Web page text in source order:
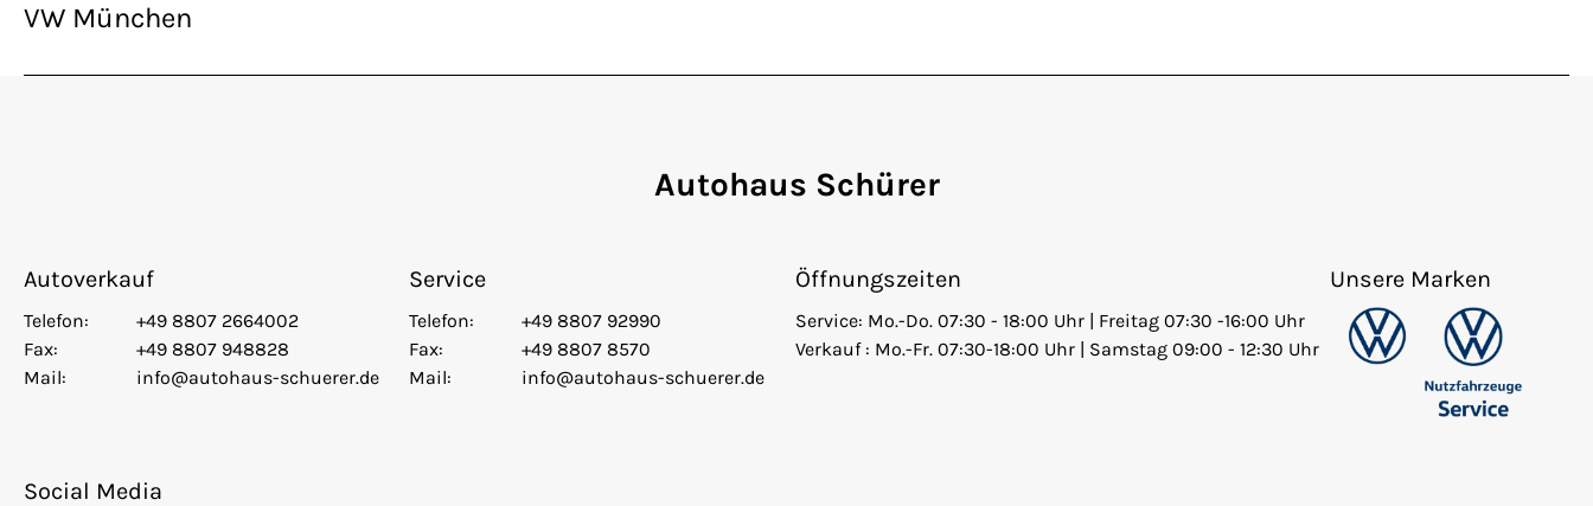
VW München
Autohaus Schürer
Autoverkauf
Telefon:
+49 8807 2664002
Fax:
+49 8807 948828
Mail:
info@autohaus-schuerer.de
Service
Telefon:
+49 8807 92990
Fax:
+49 8807 8570
Mail:
info@autohaus-schuerer.de
Öffnungszeiten
Service: Mo.-Do. 07:30 - 18:00 Uhr | Freitag 07:30 -16:00 Uhr
Verkauf : Mo.-Fr. 07:30-18:00 Uhr | Samstag 09:00 - 12:30 Uhr
Unsere Marken
Social Media